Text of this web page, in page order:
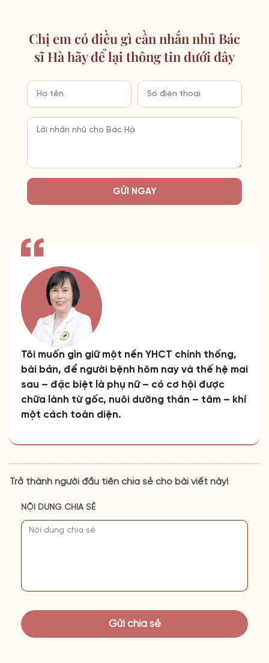
Chị em có điều gì cần nhắn nhủ Bác
sĩ Hà hãy để lại thông tin dưới đây
GỬI NGAY
Tôi muốn gìn giữ một nền YHCT chính thống,
bài bản, để người bệnh hôm nay và thế hệ mai
sau – đặc biệt là phụ nữ – có cơ hội được
chữa lành từ gốc, nuôi dưỡng thân – tâm – khí
một cách toàn diện.
Trở thành người đầu tiên chia sẻ cho bài viết này!
NỘI DUNG CHIA SẺ